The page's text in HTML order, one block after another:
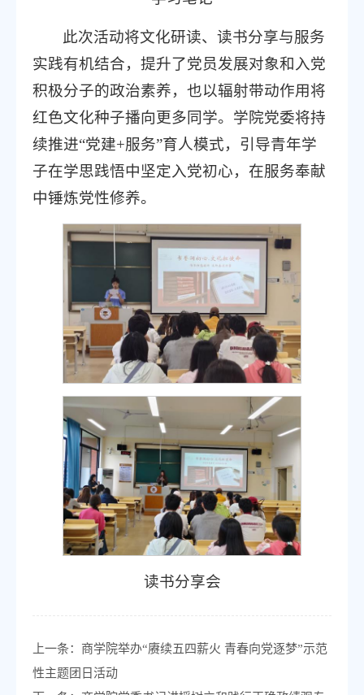
此次活动将文化研读、读书分享与服务
实践有机结合，提升了党员发展对象和入党
积极分子的政治素养，也以辐射带动作用将
红色文化种子播向更多同学。学院党委将持
续推进“党建+服务”育人模式，引导青年学
子在学思践悟中坚定入党初心，在服务奉献
中锤炼党性修养。
读书分享会
上一条： 商学院举办“赓续五四薪火 青春向党逐梦”示范
性主题团日活动